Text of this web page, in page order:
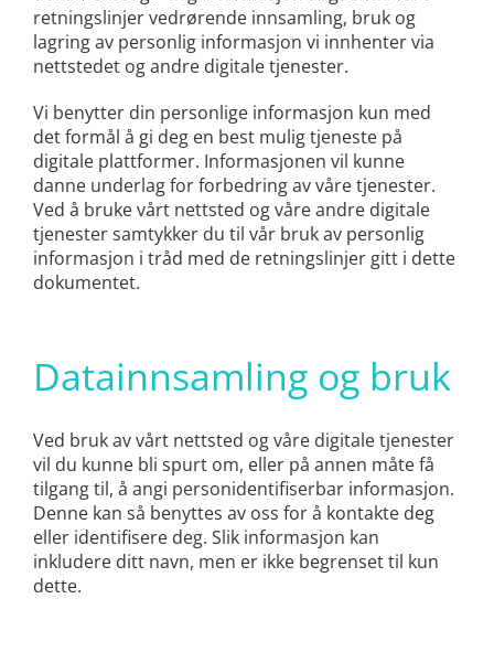
retningslinjer vedrørende innsamling, bruk og
lagring av personlig informasjon vi innhenter via
nettstedet og andre digitale tjenester.
Vi benytter din personlige informasjon kun med
det formål å gi deg en best mulig tjeneste på
digitale plattformer. Informasjonen vil kunne
danne underlag for forbedring av våre tjenester.
Ved å bruke vårt nettsted og våre andre digitale
tjenester samtykker du til vår bruk av personlig
informasjon i tråd med de retningslinjer gitt i dette
dokumentet.
Datainnsamling og bruk
Ved bruk av vårt nettsted og våre digitale tjenester
vil du kunne bli spurt om, eller på annen måte få
tilgang til, å angi personidentifiserbar informasjon.
Denne kan så benyttes av oss for å kontakte deg
eller identifisere deg. Slik informasjon kan
inkludere ditt navn, men er ikke begrenset til kun
dette.